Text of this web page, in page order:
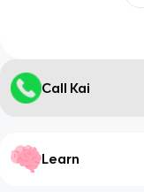
Call Kai
Learn